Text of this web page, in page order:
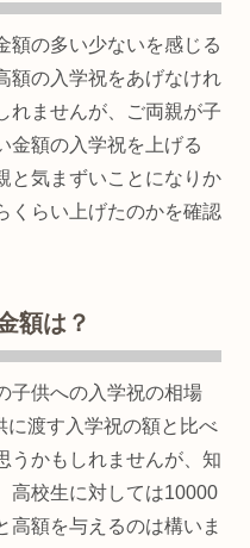
額の多い少ないを感じる
額の入学祝をあげなけれ
れませんが、ご両親が子
金額の入学祝を上げる
と気まずいことになりか
くらい上げたのかを確認
額は？
子供への入学祝の相場
に渡す入学祝の額と比べ
うかもしれませんが、知
高校生に対しては10000
高額を与えるのは構いま